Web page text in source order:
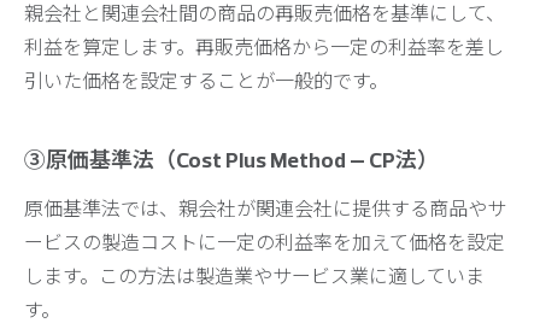
親会社と関連会社間の商品の再販売価格を基準にして、
利益を算定します。再販売価格から一定の利益率を差し
引いた価格を設定することが一般的です。
③原価基準法（Cost Plus Method – CP法）
原価基準法では、親会社が関連会社に提供する商品やサ
ービスの製造コストに一定の利益率を加えて価格を設定
します。この方法は製造業やサービス業に適していま
す。